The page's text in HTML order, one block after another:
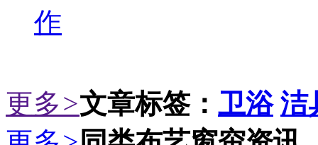
作
更多>文章标签： 卫浴 洁